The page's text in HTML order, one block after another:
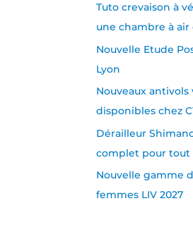
Tuto crevaison à
une chambre à air
Nouvelle Etude
Lyon
Nouveaux antivols
disponibles chez
Dérailleur
complet pour
Nouvelle gamme
femmes LIV 2027